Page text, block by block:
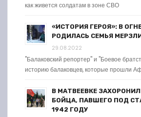
как живется солдатам в зоне СВО
«ИСТОРИЯ ГЕРОЯ»: В
РОДИЛАСЬ СЕМЬЯ
29.08.2022
"Балаковский репортер" и "Боевое
историю балаковцев, которые прошли
В МАТВЕЕВКЕ
БОЙЦА, ПАВШЕГО ПОД
1942 ГОДУ